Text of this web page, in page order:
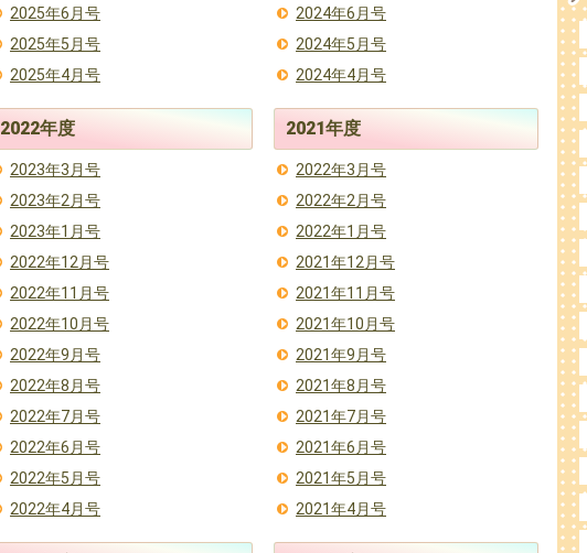
2025年6月号
2025年5月号
2025年4月号
2024年6月号
2024年5月号
2024年4月号
2022年度
2023年3月号
2023年2月号
2023年1月号
2022年12月号
2022年11月号
2022年10月号
2022年9月号
2022年8月号
2022年7月号
2022年6月号
2022年5月号
2022年4月号
2021年度
2022年3月号
2022年2月号
2022年1月号
2021年12月号
2021年11月号
2021年10月号
2021年9月号
2021年8月号
2021年7月号
2021年6月号
2021年5月号
2021年4月号